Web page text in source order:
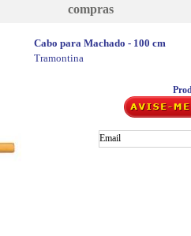
compras
Cabo para Machado - 100 cm
Tramontina